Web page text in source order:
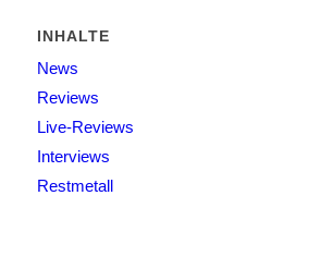
INHALTE
News
Reviews
Live-Reviews
Interviews
Restmetall